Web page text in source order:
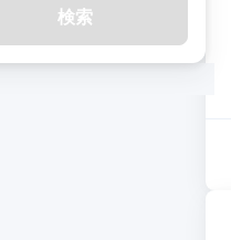
検索